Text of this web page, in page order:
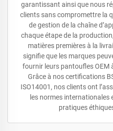
garantissant ainsi que nous
clients sans compromettre la
de gestion de la chaîne
chaque étape de la
matières premières à la
signifie que les marques
fournir leurs pantoufles OEM
Grâce à nos certifications
ISO14001, nos clients ont
les normes internationales
pratiques